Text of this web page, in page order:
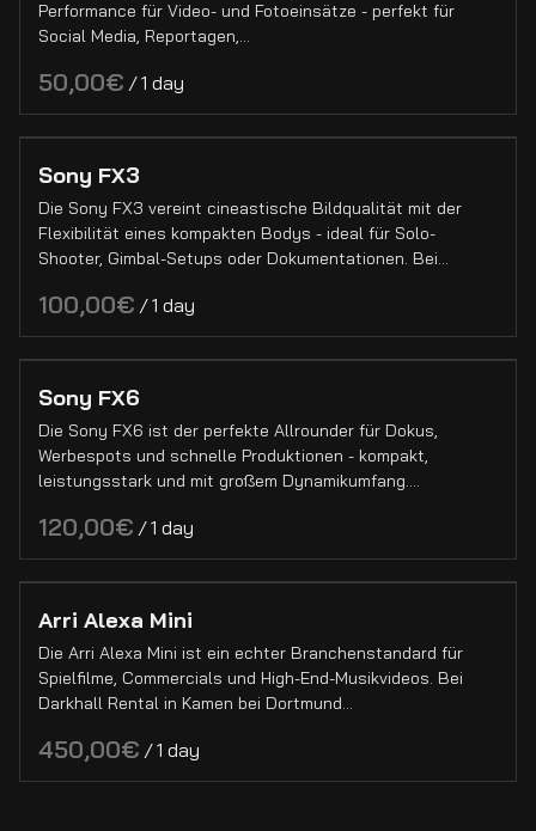
Specials
Performance für Video- und Fotoeinsätze - perfekt für
Social Media, Reportagen,…
/
Sony FX3
Die Sony FX3 vereint cineastische Bildqualität mit der
Flexibilität eines kompakten Bodys - ideal für Solo-
Shooter, Gimbal-Setups oder Dokumentationen. Bei…
/
Sony FX6
Die Sony FX6 ist der perfekte Allrounder für Dokus,
Werbespots und schnelle Produktionen - kompakt,
leistungsstark und mit großem Dynamikumfang.…
/
Arri Alexa Mini
Die Arri Alexa Mini ist ein echter Branchenstandard für
Spielfilme, Commercials und High-End-Musikvideos. Bei
Darkhall Rental in Kamen bei Dortmund…
/